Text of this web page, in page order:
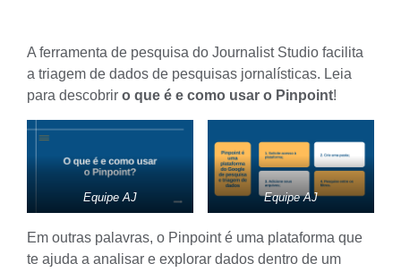
A ferramenta de pesquisa do Journalist Studio facilita
a triagem de dados de pesquisas jornalísticas. Leia
para descobrir o que é e como usar o Pinpoint!
Equipe AJ Equipe AJ
Em outras palavras, o Pinpointé uma plataforma que
te ajuda a analisar e explorar dados dentro de um